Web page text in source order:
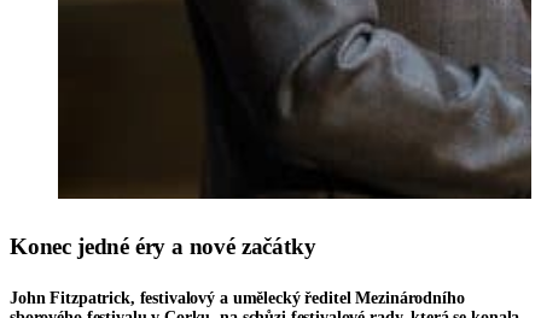
Konec jedné éry a nové začátky
John Fitzpatrick, festivalový a umělecký ředitel Mezinárodního